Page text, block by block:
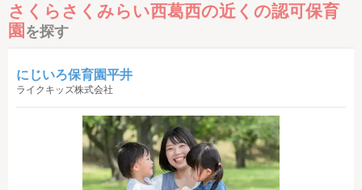
さくらさくみらい西葛西の近くの認可保育
園 を探す
にじいろ保育園平井
ライクキッズ株式会社